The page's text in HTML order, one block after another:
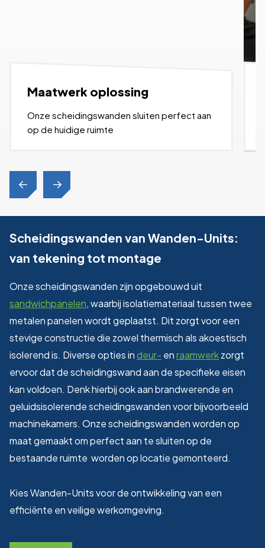
Maatwerk oplossing
Onze scheidingswanden sluiten perfect aan
op de huidige ruimte
Scheidingswanden van Wanden-Units:
van tekening tot montage
Onze scheidingswanden zijn opgebouwd uit
sandwichpanelen, waarbij isolatiemateriaal tussen twee
metalen panelen wordt geplaatst. Dit zorgt voor een
stevige constructie die zowel thermisch als akoestisch
isolerend is. Diverse opties indeur- enraamwerkzorgt
ervoor dat de scheidingswand aan de specifieke eisen
kan voldoen. Denk hierbij ook aan brandwerende en
geluidsisolerende scheidingswanden voor bijvoorbeeld
machinekamers. Onze scheidingswanden worden op
maat gemaakt om perfect aan te sluiten op de
bestaande ruimte worden op locatie gemonteerd.
Kies Wanden-Units voor de ontwikkeling van een
efficiënte en veilige werkomgeving.